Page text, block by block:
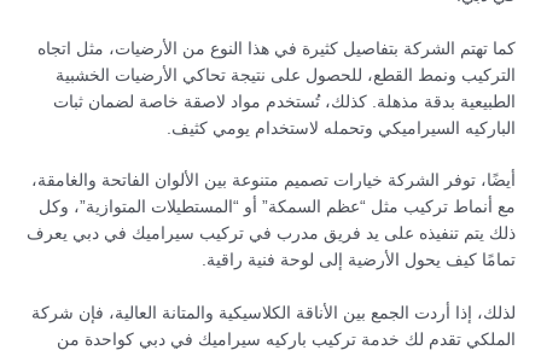
كما تهتم الشركة بتفاصيل كثيرة في هذا النوع من الأرضيات، مثل اتجاه
التركيب ونمط القطع، للحصول على نتيجة تحاكي الأرضيات الخشبية
الطبيعية بدقة مذهلة. كذلك، تُستخدم مواد لاصقة خاصة لضمان ثبات
الباركيه السيراميكي وتحمله لاستخدام يومي كثيف.
أيضًا، توفر الشركة خيارات تصميم متنوعة بين الألوان الفاتحة والغامقة،
مع أنماط تركيب مثل “عظم السمكة” أو “المستطيلات المتوازية”، وكل
ذلك يتم تنفيذه على يد فريق مدرب في تركيب سيراميك في دبي يعرف
تمامًا كيف يحول الأرضية إلى لوحة فنية راقية.
لذلك، إذا أردت الجمع بين الأناقة الكلاسيكية والمتانة العالية، فإن شركة
الملكي تقدم لك خدمة تركيب باركيه سيراميك في دبي كواحدة من